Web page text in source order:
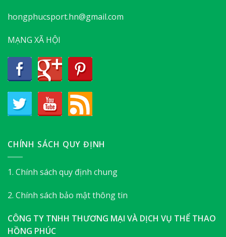
hongphucsport.hn@gmail.com
MẠNG XÃ HỘI
CHÍNH SÁCH QUY ĐỊNH
1. Chính sách quy định chung
2. Chính sách bảo mật thông tin
CÔNG TY TNHH THƯƠNG MẠI VÀ DỊCH VỤ THỂ THAO
HỒNG PHÚC